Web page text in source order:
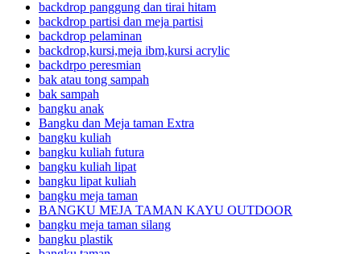
backdrop panggung dan tirai hitam
backdrop partisi dan meja partisi
backdrop pelaminan
backdrop,kursi,meja ibm,kursi acrylic
backdrpo peresmian
bak atau tong sampah
bak sampah
bangku anak
Bangku dan Meja taman Extra
bangku kuliah
bangku kuliah futura
bangku kuliah lipat
bangku lipat kuliah
bangku meja taman
BANGKU MEJA TAMAN KAYU OUTDOOR
bangku meja taman silang
bangku plastik